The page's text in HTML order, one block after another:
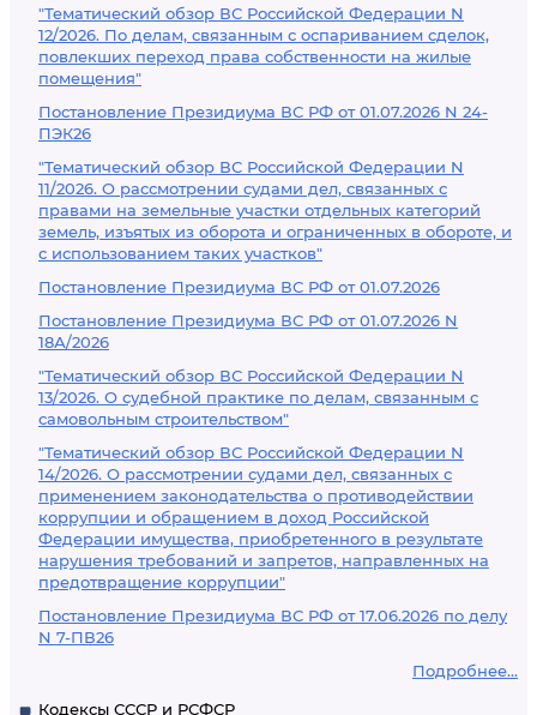
"Тематический обзор ВС Российской Федерации N
12/2026. По делам, связанным с оспариванием сделок,
повлекших переход права собственности на жилые
помещения"
Постановление Президиума ВС РФ от 01.07.2026 N 24-
ПЭК26
"Тематический обзор ВС Российской Федерации N
11/2026. О рассмотрении судами дел, связанных с
правами на земельные участки отдельных категорий
земель, изъятых из оборота и ограниченных в обороте, и
с использованием таких участков"
Постановление Президиума ВС РФ от 01.07.2026
Постановление Президиума ВС РФ от 01.07.2026 N
18А/2026
"Тематический обзор ВС Российской Федерации N
13/2026. О судебной практике по делам, связанным с
самовольным строительством"
"Тематический обзор ВС Российской Федерации N
14/2026. О рассмотрении судами дел, связанных с
применением законодательства о противодействии
коррупции и обращением в доход Российской
Федерации имущества, приобретенного в результате
нарушения требований и запретов, направленных на
предотвращение коррупции"
Постановление Президиума ВС РФ от 17.06.2026 по делу
N 7-ПВ26
Подробнее...
Кодексы СССР и РСФСР